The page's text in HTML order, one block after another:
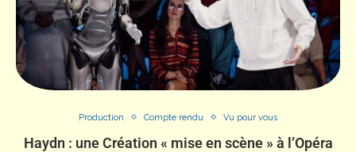
Production Compte rendu Vu pour vous
Haydn : une Création « mise en scène » à l’Opéra